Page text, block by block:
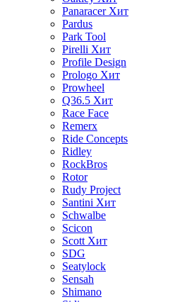
Panaracer Хит
Pardus
Park Tool
Pirelli Хит
Profile Design
Prologo Хит
Prowheel
Q36.5 Хит
Race Face
Remerx
Ride Concepts
Ridley
RockBros
Rotor
Rudy Project
Santini Хит
Schwalbe
Scicon
Scott Хит
SDG
Seatylock
Sensah
Shimano